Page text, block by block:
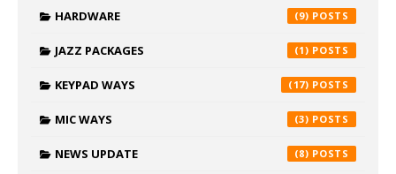
HARDWARE (9)
JAZZ PACKAGES (1)
KEYPAD WAYS (17)
MIC WAYS (3)
NEWS UPDATE (8)